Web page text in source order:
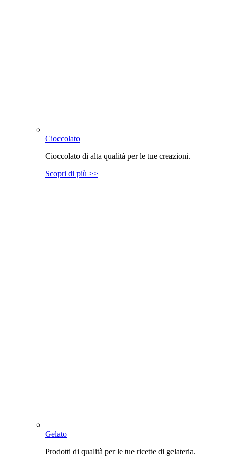
Cioccolato
Cioccolato di alta qualità per le tue creazioni.
Scopri di più >>
Gelato
Prodotti di qualità per le tue ricette di gelateria.